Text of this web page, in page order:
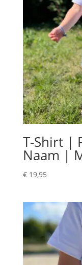
T-Shirt |
Naam |
€19,95